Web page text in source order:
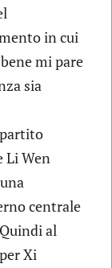
in cui
mi pare
sia
Li Wen
centrale
al
Xi